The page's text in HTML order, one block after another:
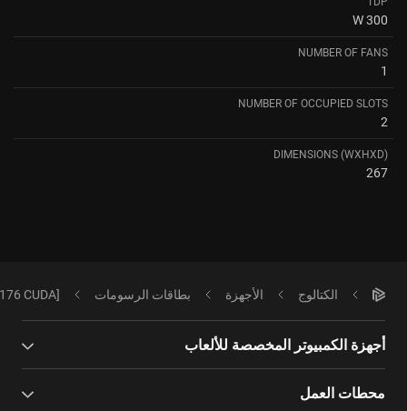
300 W
NUMBER OF FANS
1
NUMBER OF OCCUPIED SLOTS
2
DIMENSIONS (WXHXD)
267
الكتالوج الأجهزة بطاقات الرسومات CUDA]
أجهزة الكمبيوتر المخصصة للألعاب
محطات العمل